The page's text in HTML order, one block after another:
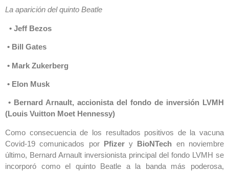
La aparición del quinto Beatle
• Jeff Bezos
• Bill Gates
• Mark Zukerberg
• Elon Musk
• Bernard Arnault, accionista del fondo de inversión LVMH
(Louis Vuitton Moet Hennessy)
Como consecuencia de los resultados positivos de la vacuna
Covid-19 comunicados por Pfizery BioNTech en noviembre
último, Bernard Arnault inversionista principal del fondo LVMH se
incorporó como el quinto Beatle a la banda más poderosa,